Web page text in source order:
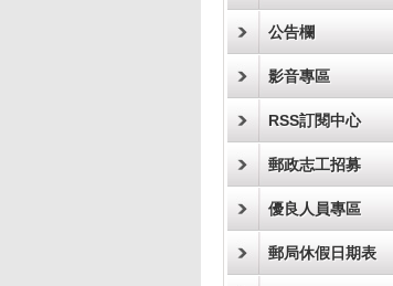
公告欄
影音專區
RSS訂閱中心
郵政志工招募
優良人員專區
郵局休假日期表